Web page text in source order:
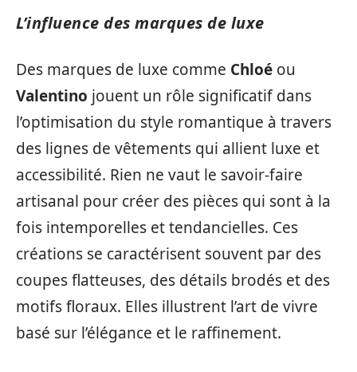
L’influence des marques de luxe
Des marques de luxe comme Chloé ou
Valentino jouent un rôle significatif dans
l’optimisation du style romantique à travers
des lignes de vêtements qui allient luxe et
accessibilité. Rien ne vaut le savoir-faire
artisanal pour créer des pièces qui sont à la
fois intemporelles et tendancielles. Ces
créations se caractérisent souvent par des
coupes flatteuses, des détails brodés et des
motifs floraux. Elles illustrent l’art de vivre
basé sur l’élégance et le raffinement.